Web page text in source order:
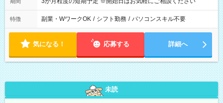
特徴 副業・WワークOK / シフト勤務 / パソコンスキル不要
気になる！ 応募する 詳細へ
未読